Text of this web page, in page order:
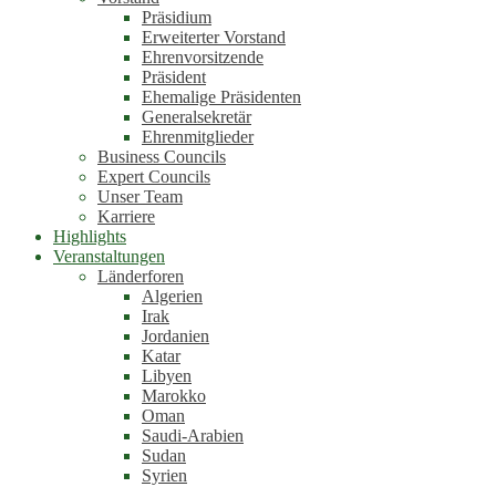
Präsidium
Erweiterter Vorstand
Ehrenvorsitzende
Präsident
Ehemalige Präsidenten
Generalsekretär
Ehrenmitglieder
Business Councils
Expert Councils
Unser Team
Karriere
Highlights
Veranstaltungen
Länderforen
Algerien
Irak
Jordanien
Katar
Libyen
Marokko
Oman
Saudi-Arabien
Sudan
Syrien